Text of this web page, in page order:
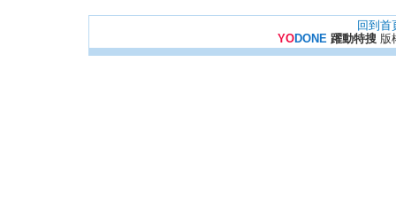
回到首
YODONE 躍動特搜版